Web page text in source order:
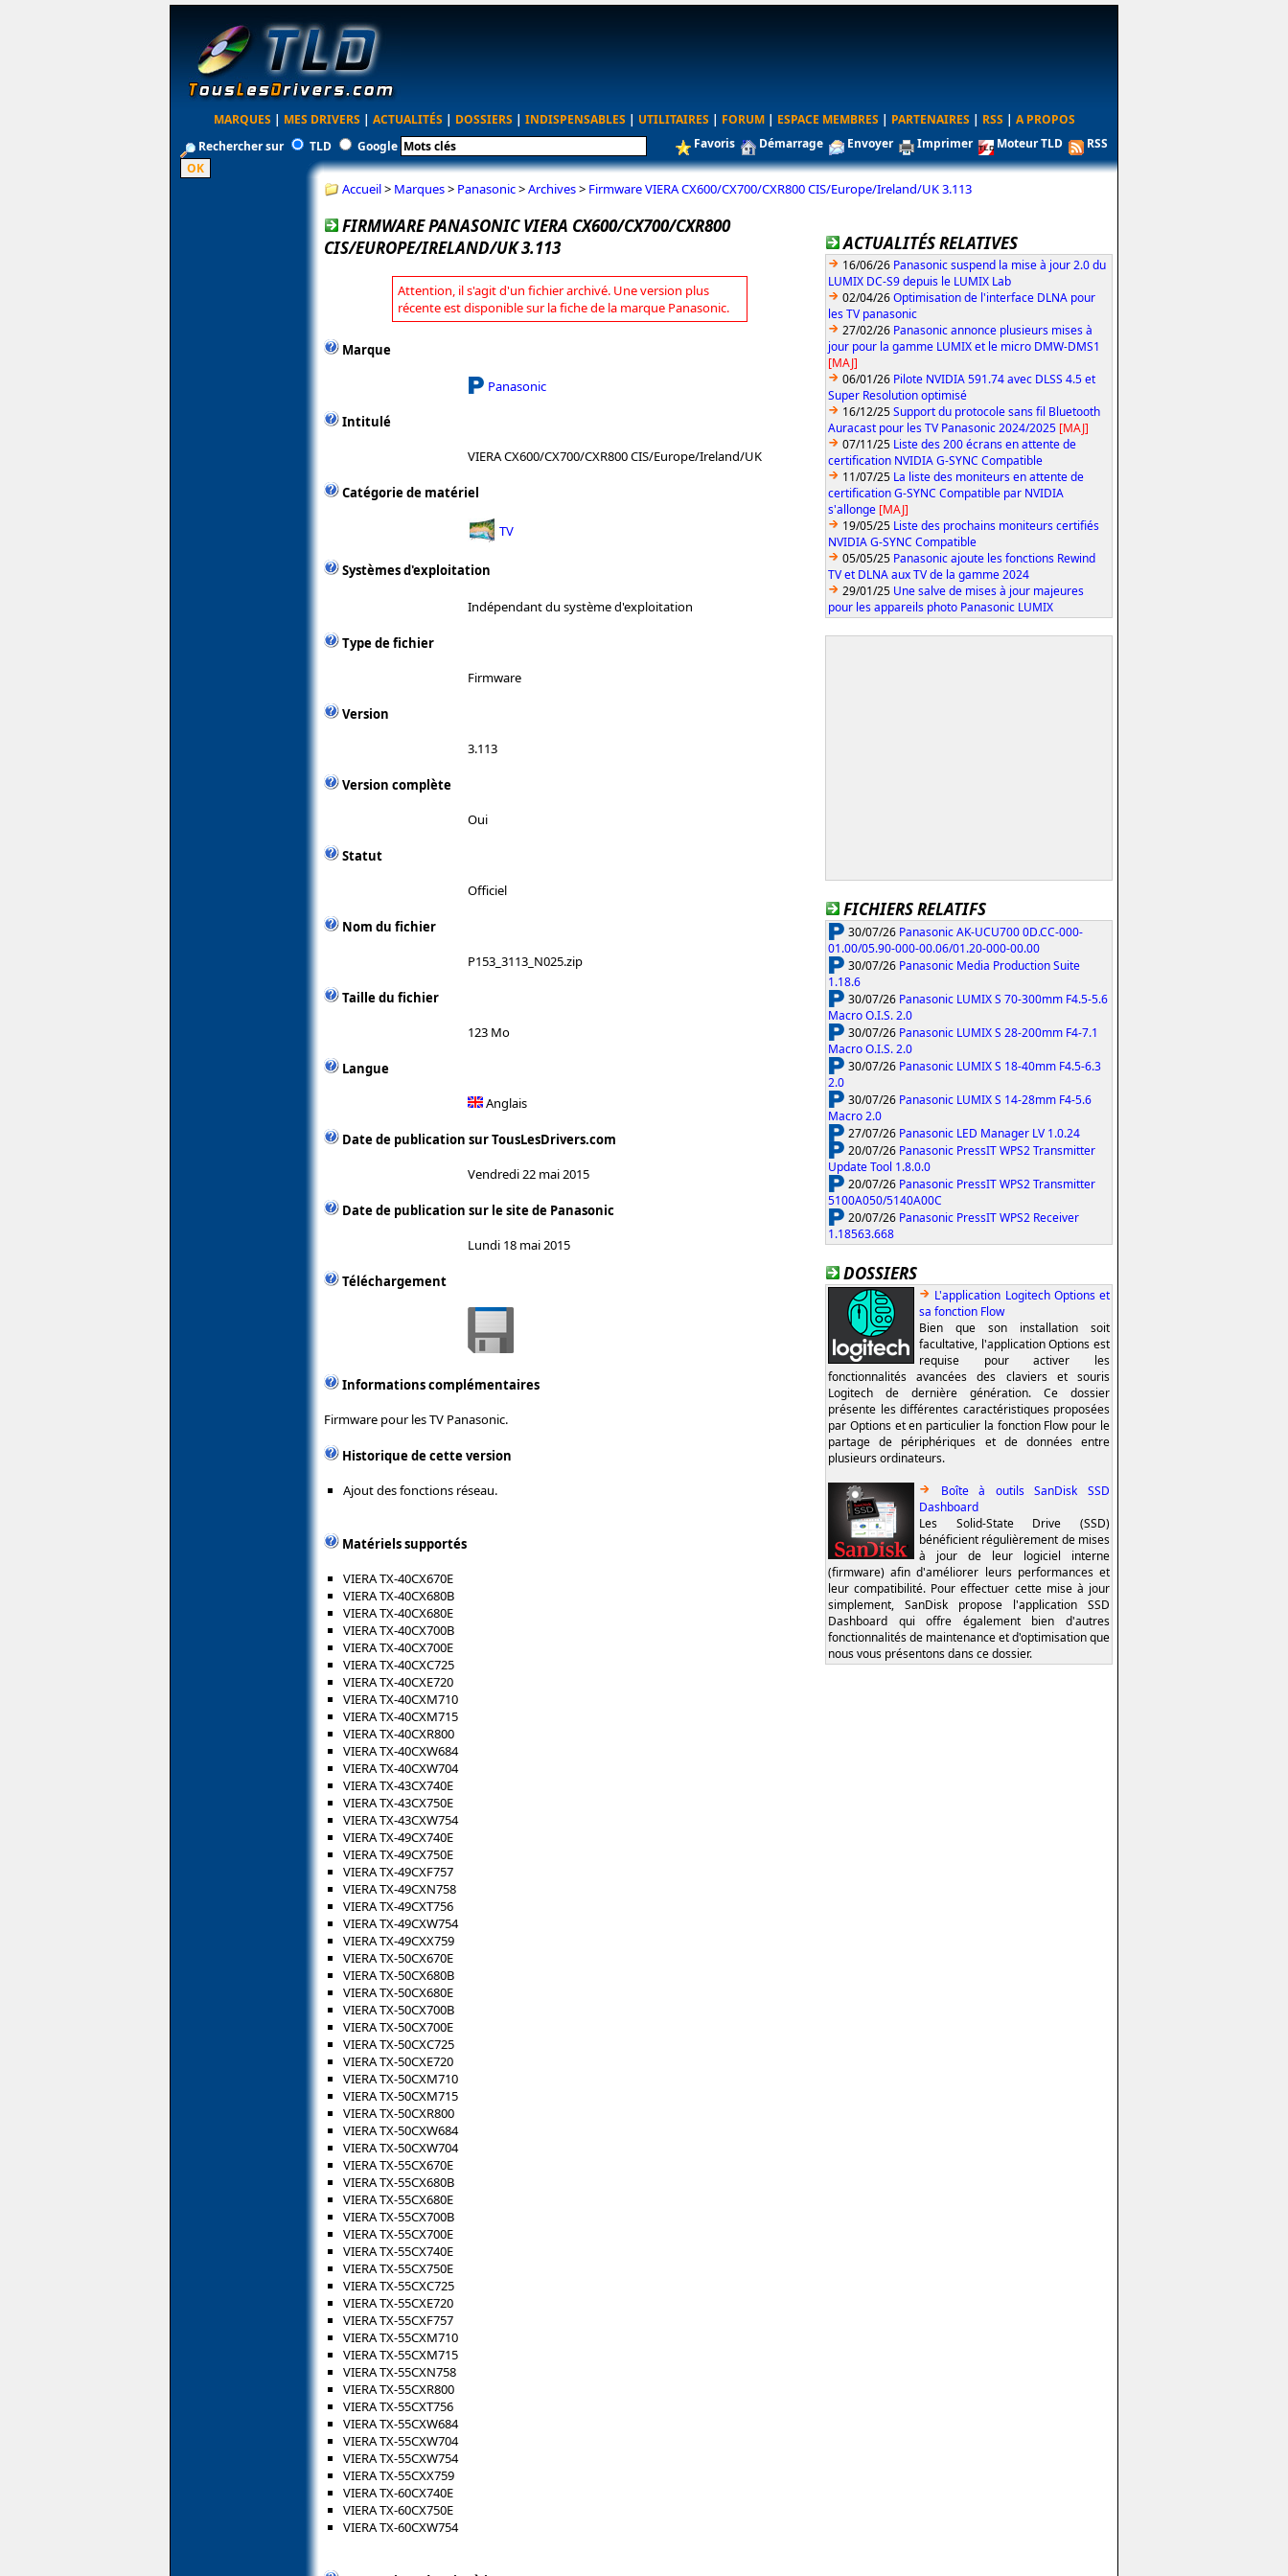
MARQUES | MES DRIVERS | ACTUALITÉS | DOSSIERS | INDISPENSABLES | UTILITAIRES | FORUM | ESPACE MEMBRES | PARTENAIRES | RSS | A PROPOS
Rechercher sur
TLD Google Favoris Démarrage Envoyer Imprimer Moteur TLD RSS
Accueil> Marques> Panasonic>Archives> Firmware VIERA CX600/CX700/CXR800 CIS/Europe/Ireland/UK 3.113
FIRMWARE PANASONIC VIERA CX600/CX700/CXR800
CIS/EUROPE/IRELAND/UK 3.113
Attention, il s'agit d'un fichier archivé. Une version plus
récente est disponible sur la fiche de la marque Panasonic.
Marque
Panasonic
Intitulé
VIERA CX600/CX700/CXR800 CIS/Europe/Ireland/UK
Catégorie de matériel
TV
Systèmes d'exploitation
Indépendant du système d'exploitation
Type de fichier
Firmware
Version
3.113
Version complète
Oui
Statut
Officiel
Nom du fichier
P153_3113_N025.zip
Taille du fichier
123 Mo
Langue
Anglais
Date de publication sur TousLesDrivers.com
Vendredi 22 mai 2015
Date de publication sur le site de Panasonic
Lundi 18 mai 2015
Téléchargement
Informations complémentaires
Firmware pour les TV Panasonic.
Historique de cette version
Ajout des fonctions réseau.
Matériels supportés
VIERA TX-40CX670E
VIERA TX-40CX680B
VIERA TX-40CX680E
VIERA TX-40CX700B
VIERA TX-40CX700E
VIERA TX-40CXC725
VIERA TX-40CXE720
VIERA TX-40CXM710
VIERA TX-40CXM715
VIERA TX-40CXR800
VIERA TX-40CXW684
VIERA TX-40CXW704
VIERA TX-43CX740E
VIERA TX-43CX750E
VIERA TX-43CXW754
VIERA TX-49CX740E
VIERA TX-49CX750E
VIERA TX-49CXF757
VIERA TX-49CXN758
VIERA TX-49CXT756
VIERA TX-49CXW754
VIERA TX-49CXX759
VIERA TX-50CX670E
VIERA TX-50CX680B
VIERA TX-50CX680E
VIERA TX-50CX700B
VIERA TX-50CX700E
VIERA TX-50CXC725
VIERA TX-50CXE720
VIERA TX-50CXM710
VIERA TX-50CXM715
VIERA TX-50CXR800
VIERA TX-50CXW684
VIERA TX-50CXW704
VIERA TX-55CX670E
VIERA TX-55CX680B
VIERA TX-55CX680E
VIERA TX-55CX700B
VIERA TX-55CX700E
VIERA TX-55CX740E
VIERA TX-55CX750E
VIERA TX-55CXC725
VIERA TX-55CXE720
VIERA TX-55CXF757
VIERA TX-55CXM710
VIERA TX-55CXM715
VIERA TX-55CXN758
VIERA TX-55CXR800
VIERA TX-55CXT756
VIERA TX-55CXW684
VIERA TX-55CXW704
VIERA TX-55CXW754
VIERA TX-55CXX759
VIERA TX-60CX740E
VIERA TX-60CX750E
VIERA TX-60CXW754
ACTUALITÉS RELATIVES
16/06/26 Panasonic suspend la mise à jour 2.0 du
LUMIX DC-S9 depuis le LUMIX Lab
02/04/26Optimisation de l'interface DLNA pour
les TV panasonic
27/02/26 Panasonic annonce plusieurs mises à
jour pour la gamme LUMIX et le micro DMW-DMS1
[MAJ]
06/01/26 Pilote NVIDIA 591.74 avec DLSS 4.5 et
Super Resolution optimisé
16/12/25Support du protocole sans fil Bluetooth
Auracast pour les TV Panasonic 2024/2025 [MAJ]
07/11/25 Liste des 200 écrans en attente de
certification NVIDIA G-SYNC Compatible
11/07/25 La liste des moniteurs en attente de
certification G-SYNC Compatible par NVIDIA
s'allonge [MAJ]
19/05/25 Liste des prochains moniteurs certifiés
NVIDIA G-SYNC Compatible
05/05/25 Panasonic ajoute les fonctions Rewind
TV et DLNA aux TV de la gamme 2024
29/01/25 Une salve de mises à jour majeures
pour les appareils photo Panasonic LUMIX
FICHIERS RELATIFS
30/07/26 Panasonic AK-UCU700 0D.CC-000-
01.00/05.90-000-00.06/01.20-000-00.00
30/07/26 Panasonic Media Production Suite
1.18.6
30/07/26 Panasonic LUMIX S 70-300mm F4.5-5.6
Macro O.I.S. 2.0
30/07/26 Panasonic LUMIX S 28-200mm F4-7.1
Macro O.I.S. 2.0
30/07/26 Panasonic LUMIX S 18-40mm F4.5-6.3
2.0
30/07/26 Panasonic LUMIX S 14-28mm F4-5.6
Macro 2.0
27/07/26 Panasonic LED Manager LV 1.0.24
20/07/26 Panasonic PressIT WPS2 Transmitter
Update Tool 1.8.0.0
20/07/26 Panasonic PressIT WPS2 Transmitter
5100A050/5140A00C
20/07/26 Panasonic PressIT WPS2 Receiver
1.18563.668
DOSSIERS
L'application Logitech Options et
sa fonction Flow
Bien que son installation soit
facultative, l'application Options est
requise pour activer les
fonctionnalités avancées des claviers et souris
Logitech de dernière génération. Ce dossier
présente les différentes caractéristiques proposées
par Options et en particulier la fonction Flow pour le
partage de périphériques et de données entre
plusieurs ordinateurs.
Boîte à outils SanDisk SSD
Dashboard
Les Solid-State Drive (SSD)
bénéficient régulièrement de mises
à jour de leur logiciel interne
(firmware) afin d'améliorer leurs performances et
leur compatibilité. Pour effectuer cette mise à jour
simplement, SanDisk propose l'application SSD
Dashboard qui offre également bien d'autres
fonctionnalités de maintenance et d'optimisation que
nous vous présentons dans ce dossier.